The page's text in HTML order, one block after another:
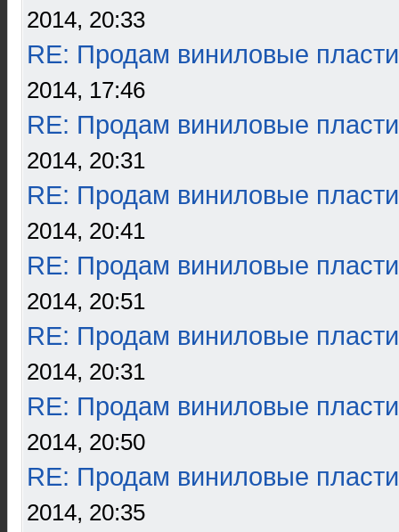
2014, 20:33
RE: Продам виниловые
2014, 17:46
RE: Продам виниловые
2014, 20:31
RE: Продам виниловые
2014, 20:41
RE: Продам виниловые
2014, 20:51
RE: Продам виниловые
2014, 20:31
RE: Продам виниловые
2014, 20:50
RE: Продам виниловые
2014, 20:35